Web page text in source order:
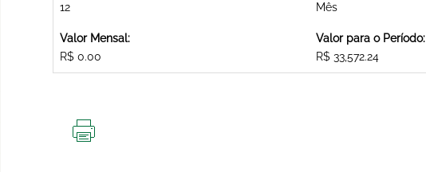
12
Mês
Valor Mensal:
R$ 0.00
Valor para o Período:
R$ 33,572.24